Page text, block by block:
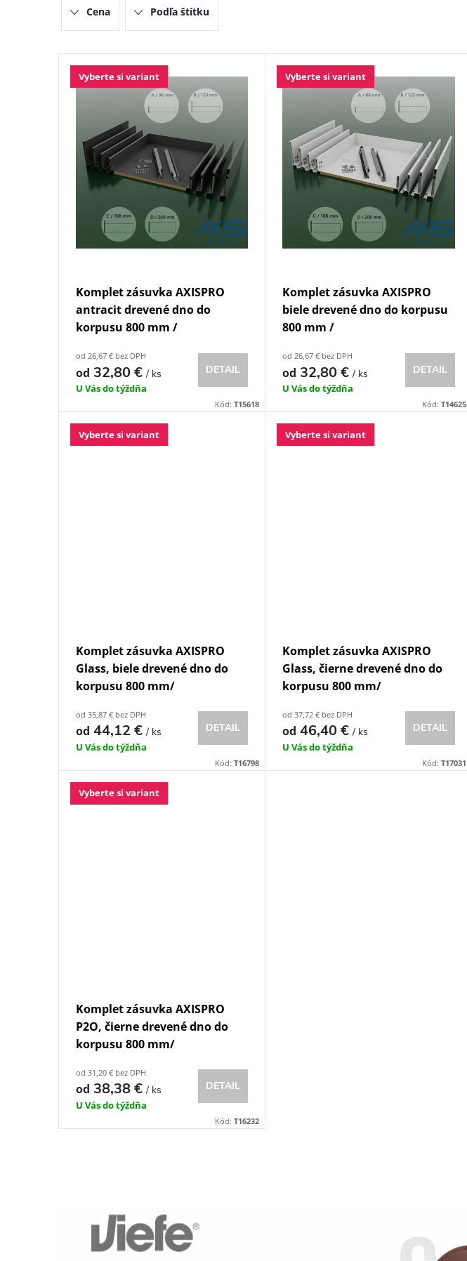
e
n
o
v
Cena Podľa štítku
V
k
Vyberte si variant
Komplet zásuvka AXISPRO
antracit drevené dno do
korpusu 800 mm /
od 26,67 € bez DPH
od 32,80 €/ ks
U Vás do týždňa
DETAIL
Kód:T15618
Vyberte si variant
Komplet zásuvka AXISPRO
biele drevené dno do korpusu
800 mm /
od 26,67 € bez DPH
od 32,80 €/ ks
U Vás do týždňa
DETAIL
Kód: T14625
Vyberte si variant
Komplet zásuvka AXISPRO
Glass, biele drevené dno do
korpusu 800 mm/
od 35,87 € bez DPH
od 44,12 €/ ks
U Vás do týždňa
DETAIL
Kód:T16798
Vyberte si variant
Komplet zásuvka AXISPRO
Glass, čierne drevené dno do
korpusu 800 mm/
od 37,72 € bez DPH
od 46,40 €/ ks
U Vás do týždňa
DETAIL
Kód: T17031
Vyberte si variant
Komplet zásuvka AXISPRO
P2O, čierne drevené dno do
korpusu 800 mm/
od 31,20 € bez DPH
od 38,38 €/ ks
U Vás do týždňa
DETAIL
Kód:T16232